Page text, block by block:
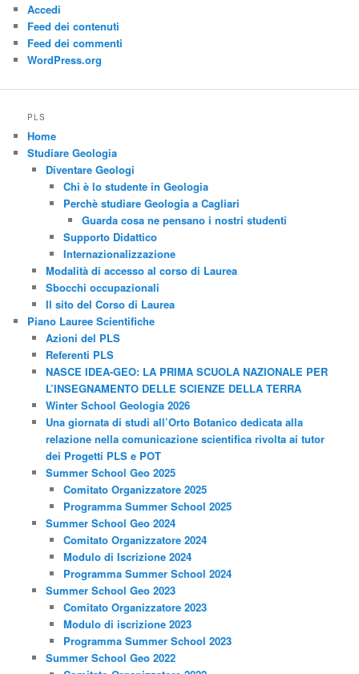
Accedi
Feed dei contenuti
Feed dei commenti
WordPress.org
PLS
Home
Studiare Geologia
Diventare Geologi
Chi è lo studente in Geologia
Perchè studiare Geologia a Cagliari
Guarda cosa ne pensano i nostri studenti
Supporto Didattico
Internazionalizzazione
Modalità di accesso al corso di Laurea
Sbocchi occupazionali
Il sito del Corso di Laurea
Piano Lauree Scientifiche
Azioni del PLS
Referenti PLS
NASCE IDEA-GEO: LA PRIMA SCUOLA NAZIONALE PER
L’INSEGNAMENTO DELLE SCIENZE DELLA TERRA
Winter School Geologia 2026
Una giornata di studi all’Orto Botanico dedicata alla
relazione nella comunicazione scientifica rivolta ai tutor
dei Progetti PLS e POT
Summer School Geo 2025
Comitato Organizzatore 2025
Programma Summer School 2025
Summer School Geo 2024
Comitato Organizzatore 2024
Modulo di Iscrizione 2024
Programma Summer School 2024
Summer School Geo 2023
Comitato Organizzatore 2023
Modulo di iscrizione 2023
Programma Summer School 2023
Summer School Geo 2022